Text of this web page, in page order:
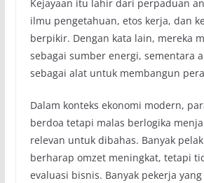
Kejayaan itu lahir dari perpaduan
ilmu pengetahuan, etos kerja, dan
berpikir. Dengan kata lain, mereka
sebagai sumber energi, sementara
sebagai alat untuk membangun
Dalam konteks ekonomi modern,
berdoa tetapi malas berlogika
relevan untuk dibahas. Banyak
berharap omzet meningkat, tetapi
evaluasi bisnis. Banyak pekerja